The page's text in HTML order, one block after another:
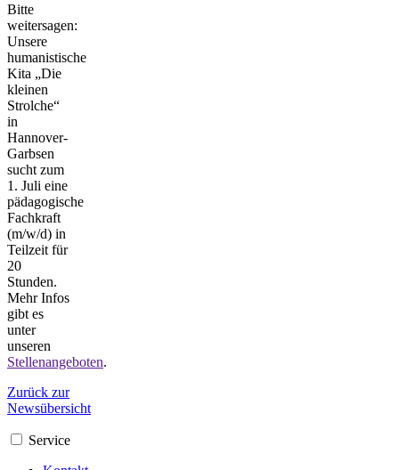
Bitte
weitersagen:
Unsere
humanistische
Kita „Die
kleinen
Strolche“
in
Hannover-
Garbsen
sucht zum
1. Juli eine
pädagogische
Fachkraft
(m/w/d) in
Teilzeit für
20
Stunden.
Mehr Infos
gibt es
unter
unseren
Stellenangeboten.
Zurück zur
Newsübersicht
Service